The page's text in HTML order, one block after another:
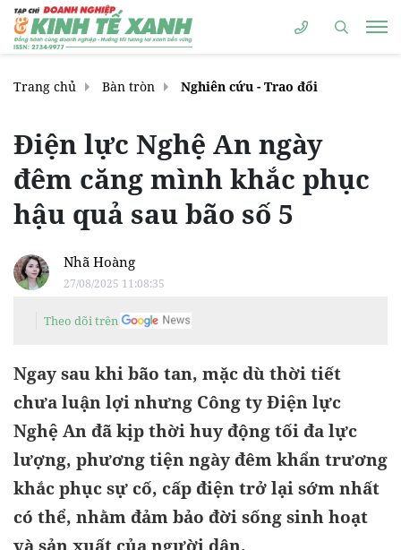
Trang chủ Bàn tròn Nghiên cứu - Trao đổi
Điện lực Nghệ An ngày
đêm căng mình khắc phục
hậu quả sau bão số 5
Nhã Hoàng
27/08/2025 11:08:35
Theo dõi trên
Ngay sau khi bão tan, mặc dù thời tiết
chưa luận lợi nhưng Công ty Điện lực
Nghệ An đã kịp thời huy động tối đa lực
lượng, phương tiện ngày đêm khẩn trương
khắc phục sự cố, cấp điện trở lại sớm nhất
có thể, nhằm đảm bảo đời sống sinh hoạt